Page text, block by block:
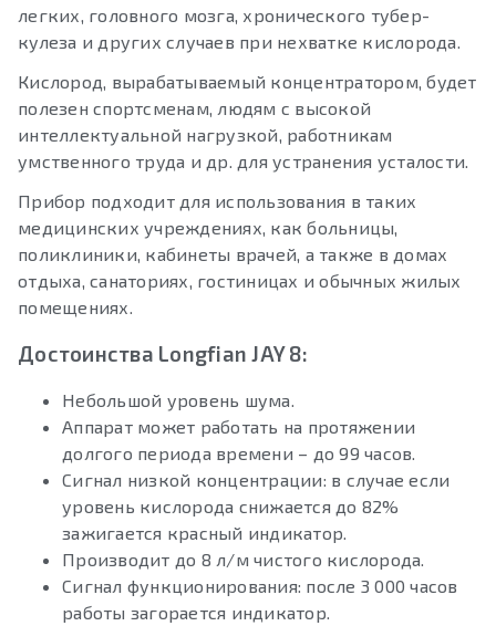
легких, головного мозга, хронического тубер­
кулеза и других случаев при нехватке кислорода.
Кислород, вырабатываемый концентратором, будет
полезен спортсменам, людям с высокой
интеллектуальной нагрузкой, работникам
умственного труда и др. для устранения усталости.
Прибор подходит для использования в таких
медицинских учреждениях, как больницы,
поликлиники, кабинеты врачей, а также в домах
отдыха, санаториях, гостиницах и обычных жилых
помещениях.
Достоинства Longfian JAY 8:
Небольшой уровень шума.
Аппарат может работать на протяжении
долгого периода времени – до 99 часов.
Сигнал низкой концентрации: в случае если
уровень кислорода снижается до 82%
зажигается красный индикатор.
Производит до 8 л/м чистого кислорода.
Сигнал функционирования: после 3 000 часов
работы загорается индикатор.